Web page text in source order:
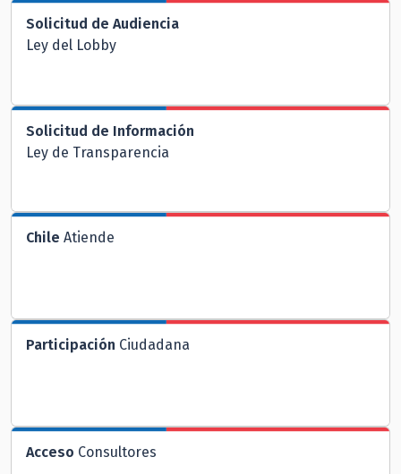
Solicitud de Audiencia
Ley del Lobby
Solicitud de Información
Ley de Transparencia
Chile Atiende
Participación Ciudadana
Acceso Consultores